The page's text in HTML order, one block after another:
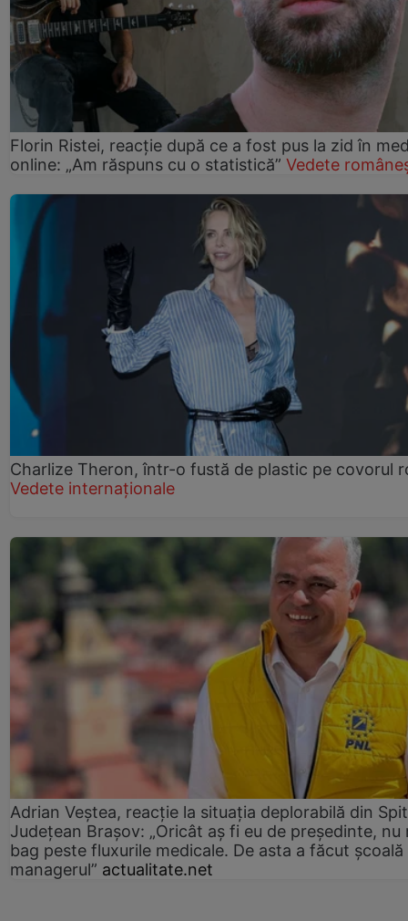
Florin Ristei, reacție după ce a fost pus la zid în
online: „Am răspuns cu o statistică” Vedete
Charlize Theron, într-o fustă de plastic pe covorul
Vedete internaționale
Adrian Veștea, reacție la situația deplorabilă din
Județean Brașov: „Oricât aș fi eu de președinte, nu
bag peste fluxurile medicale. De asta a făcut școală
managerul” actualitate.net